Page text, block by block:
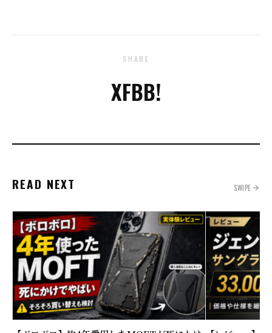
SHARE
XFBB!
READ NEXT SWIPE